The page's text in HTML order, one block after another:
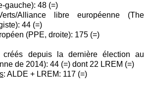
gauche): 48 (=)
Alliance libre européenne (The
44 (=)
(PPE, droite): 175 (=)
créés depuis la dernière élection au
de 2014): 44 (=) dont 22 LREM (=)
: ALDE + LREM: 117 (=)